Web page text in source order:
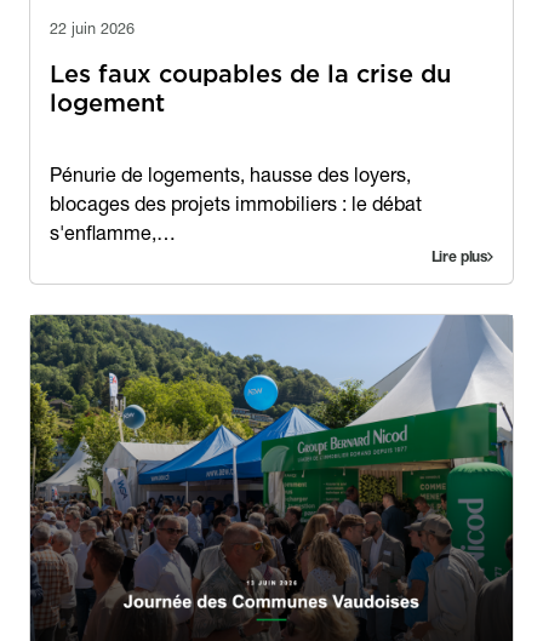
22 juin 2026
Les faux coupables de la crise du
logement
Contenu
Pénurie de logements, hausse des loyers,
blocages des projets immobiliers : le débat
s'enflamme,…
Lire plus
Image
Image